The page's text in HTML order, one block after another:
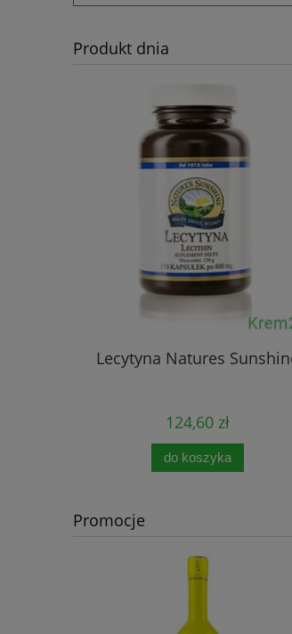
Produkt dnia
Lecytyna Natures
124,60 zł
do koszyka
Promocje